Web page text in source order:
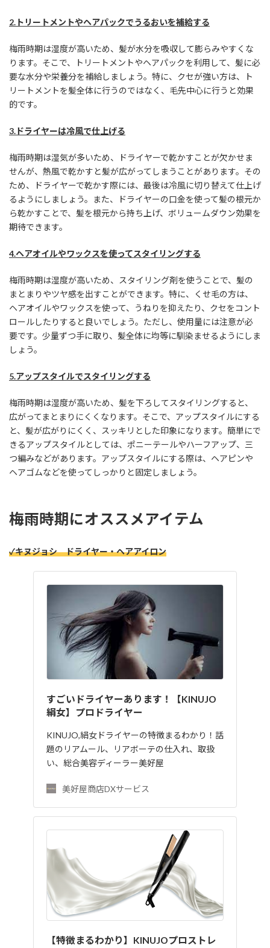
2.トリートメントやヘアパックでうるおいを補給する
梅雨時期は湿度が高いため、髪が水分を吸収して膨らみやすくな
ります。そこで、トリートメントやヘアパックを利用して、髪に必
要な水分や栄養分を補給しましょう。特に、クセが強い方は、ト
リートメントを髪全体に行うのではなく、毛先中心に行うと効果
的です。
3.ドライヤーは冷風で仕上げる
梅雨時期は湿気が多いため、ドライヤーで乾かすことが欠かせま
せんが、熱風で乾かすと髪が広がってしまうことがあります。その
ため、ドライヤーで乾かす際には、最後は冷風に切り替えて仕上げ
るようにしましょう。また、ドライヤーの口金を使って髪の根元か
ら乾かすことで、髪を根元から持ち上げ、ボリュームダウン効果を
期待できます。
4.ヘアオイルやワックスを使ってスタイリングする
梅雨時期は湿度が高いため、スタイリング剤を使うことで、髪の
まとまりやツヤ感を出すことができます。特に、くせ毛の方は、
ヘアオイルやワックスを使って、うねりを抑えたり、クセをコント
ロールしたりすると良いでしょう。ただし、使用量には注意が必
要です。少量ずつ手に取り、髪全体に均等に馴染ませるようにしま
しょう。
5.アップスタイルでスタイリングする
梅雨時期は湿度が高いため、髪を下ろしてスタイリングすると、
広がってまとまりにくくなります。そこで、アップスタイルにする
と、髪が広がりにくく、スッキリとした印象になります。簡単にで
きるアップスタイルとしては、ポニーテールやハーフアップ、三
つ編みなどがあります。アップスタイルにする際は、ヘアピンや
ヘアゴムなどを使ってしっかりと固定しましょう。
梅雨時期にオススメアイテム
✓キヌジョシ ドライヤー・ヘアアイロン
すごいドライヤーあります！【KINUJO
絹女】プロドライヤー
KINUJO,絹女ドライヤーの特徴まるわかり！話
題のリアムール、リアボーテの仕入れ、取扱
い、総合美容ディーラー美好屋
美好屋商店DXサービス
【特徴まるわかり】KINUJOプロストレ